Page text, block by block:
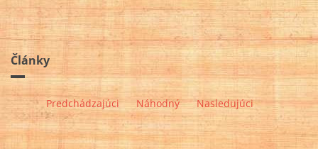
Články
Predchádzajúci Náhodný Nasledujúci